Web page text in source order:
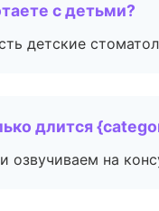
с детьми?
детские
длится
озвучиваем на